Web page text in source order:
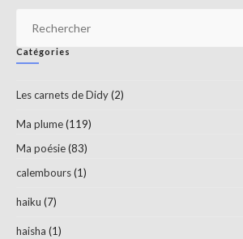
Catégories
Les carnets de Didy(2)
Ma plume(119)
Ma poésie(83)
calembours(1)
haiku (7)
haisha (1)